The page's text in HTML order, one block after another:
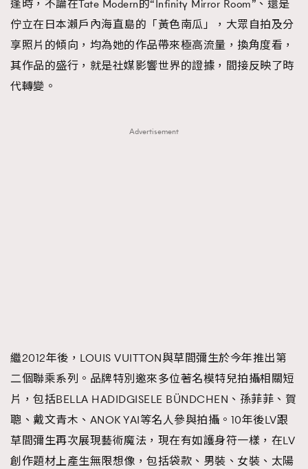
逢時，不論在Tate Modern的“Infinity Mirror Room”、還是
佇立在日本瀨戶內海直島的「黃色南瓜」，大眾自拍及分
享照片的傾向，均為她的作品帶來極高流量，換角度看，
其作品的盛行，就是社媒影響世界的證據，間接反映了時
代轉變。
Advertisement
繼2012年後，LOUIS VUITTON與草間彌生於今年推出第
二個聯乘系列。品牌特別邀來多位著名模特兒拍攝相關短
片，包括BELLA HADIDGISELE BÜNDCHEN、孫菲菲、賀
聰、戴文青木、ANOK YAI等名人參與拍攝。10年後LV跟
草間彌生再次展現藝術魔法，現在有如護身符一樣，在LV
創作題材上產生無限想像，包括袋款、男裝、女裝、太陽